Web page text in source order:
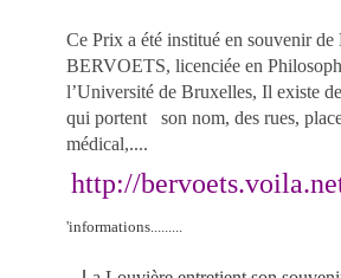
Ce Prix a été institué en souvenir de
BERVOETS, licenciée en
l’Université de Bruxelles, Il existe
qui portent son nom, des rues,
médical,....
http://
'informations.........